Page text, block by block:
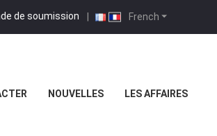
French
de soumission |
NOUVELLES LES AFFAIRES